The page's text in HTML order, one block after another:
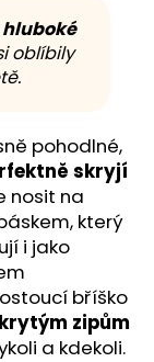
hluboké
oblíbily
pohodlné,
skryjí
nosit na
který
i jako
bříško
zipům
a kdekoli.